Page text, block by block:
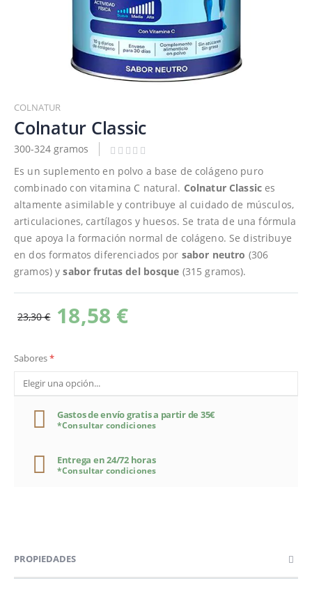
al
comienzo
de
la
galería
imágenes
COLNATUR
Colnatur Classic
300-324 gramos
Es un suplemento en polvo a base de colágeno puro
combinado con vitamina C natural. Colnatur Classic es
altamente asimilable y contribuye al cuidado de músculos,
articulaciones, cartílagos y huesos. Se trata de una fórmula
que apoya la formación normal de colágeno. Se distribuye
en dos formatos diferenciados por sabor neutro (306
gramos) y sabor frutas del bosque (315 gramos).
18,58 €
23,30 €
Sabores
Gastos de envío gratis a partir de 35€
*Consultar condiciones
Entrega en 24/72 horas
*Consultar condiciones
PROPIEDADES